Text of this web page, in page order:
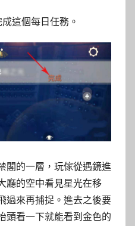
這個每日任務。
閣的一層，玩傢從遇鏡進
廳的空中看見星光在移
過來再捕捉。進去之後要
頭看一下就能看到金色的